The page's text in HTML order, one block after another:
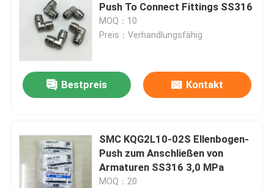
Produkte
Push To Connect Fittings SS316
MOQ：10
Preis：Verhandlungsfähig
Bestpreis Kontakt
SMC KQG2L10-02S Ellenbogen-
Push zum Anschließen von
Armaturen SS316 3,0 MPa
MOQ：20